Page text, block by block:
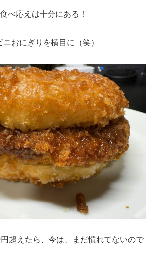
べ応えは十分にある！
おにぎりを横目に（笑）
超えたら、今は、まだ慣れてないので